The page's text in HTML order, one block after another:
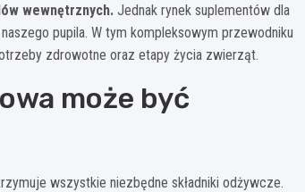
wewnętrznych. Jednak rynek suplementów dla
pupila. W tym kompleksowym przewodniku
zdrowotne oraz etapy życia zwierząt.
może być
wszystkie niezbędne składniki odżywcze.